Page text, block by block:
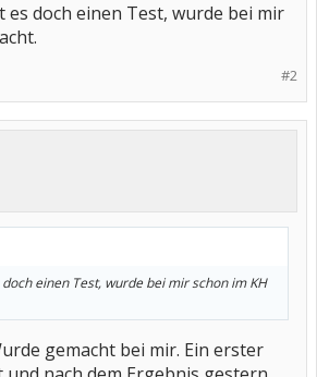
es doch einen Test, wurde bei mir
#2
einen Test, wurde bei mir schon im KH
gemacht bei mir. Ein erster